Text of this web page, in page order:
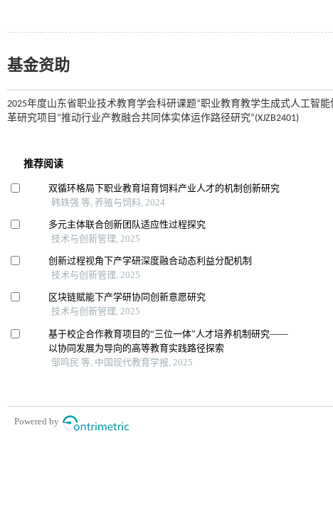
基金资助
2025年度山东省职业技术教育学会科研课题“职业教育教学生成式人工智
革研究项目“推动行业产教融合共同体实体运作路径研究”(XJZB2401)